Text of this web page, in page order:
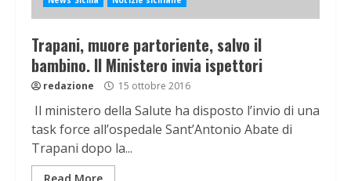
Trapani, muore partoriente, salvo il
bambino. Il Ministero invia ispettori
redazione 15 ottobre 2016
Il ministero della Salute ha disposto l’invio di una
task force all’ospedale Sant’Antonio Abate di
Trapani dopo la...